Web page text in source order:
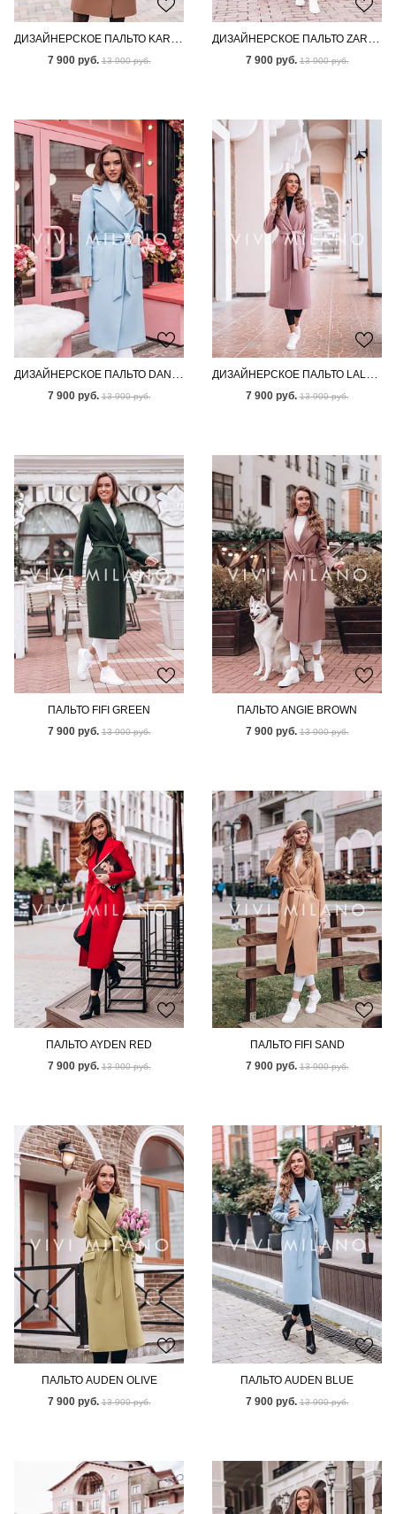
7 900 руб. 13 900 руб. 7 900 руб. 13 900 руб.
7 900 руб. 13 900 руб. 7 900 руб. 13 900 руб.
ПАЛЬТО FIFI GREEN
7 900 руб. 13 900 руб.
ПАЛЬТО ANGIE BROWN
7 900 руб. 13 900 руб.
ПАЛЬТО AYDEN RED
7 900 руб. 13 900 руб.
ПАЛЬТО FIFI SAND
7 900 руб. 13 900 руб.
ПАЛЬТО AUDEN OLIVE
7 900 руб. 13 900 руб.
ПАЛЬТО AUDEN BLUE
7 900 руб. 13 900 руб.